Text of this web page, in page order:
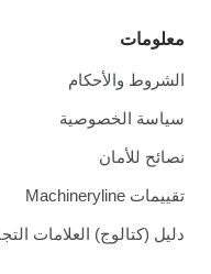
معلومات
الشروط والأحكام
سياسة الخصوصية
نصائح للأمان
تقييمات Machineryline
دليل (كتالوج) العلامات